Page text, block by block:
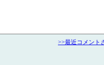
>>最近コメント